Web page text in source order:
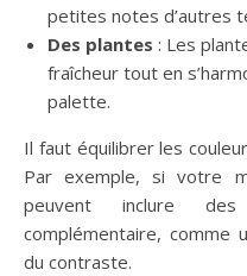
petites notes d’autres
Des plantes : Les
fraîcheur tout en
palette.
Il faut équilibrer les
Par exemple, si votre
peuvent inclure des
complémentaire, comme
du contraste.